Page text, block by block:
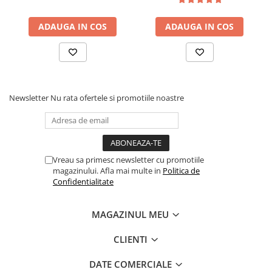
ADAUGA IN COS ADAUGA IN COS
Newsletter Nu rata ofertele si promotiile noastre
Vreau sa primesc newsletter cu promotiile
magazinului. Afla mai multe in Politica de
Confidentialitate
MAGAZINUL MEU
CLIENTI
DATE COMERCIALE